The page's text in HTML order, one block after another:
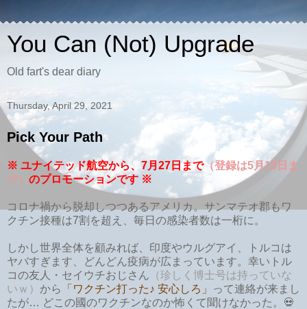
You Can (Not) Upgrade
Old fart's dear diary
Thursday, April 29, 2021
Pick Your Path
※ ユナイテッド航空から、7月27日まで（登録は5月13日ま
で） のプロモーションです ※
コロナ禍から脱却しつつあるアメリカ。サンマテオ郡もワ
クチン接種は7割を超え、毎日の感染者数は一桁に。
しかし世界全体を顧みれば、印度やウルグアイ、トルコは
ヤバすぎます、どんどん疫病が広まっています。幸いトル
コの友人・セイウチおじさん （珍しく博士号は持っていな
いｗ） から 「ワクチン打った♪ 安心しろ」
って連絡が来まし
たが… どこの國のワクチンなのか怖くて聞けなかった。💀